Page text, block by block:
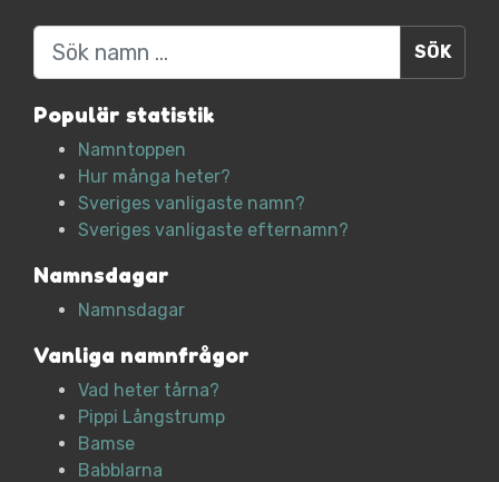
Sök
Populär statistik
Namntoppen
Hur många heter?
Sveriges vanligaste namn?
Sveriges vanligaste efternamn?
Namnsdagar
Namnsdagar
Vanliga namnfrågor
Vad heter tårna?
Pippi Långstrump
Bamse
Babblarna